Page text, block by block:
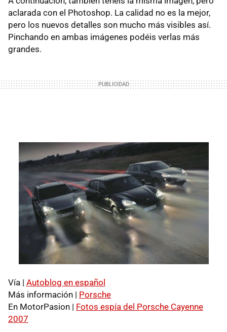
aclarada con el Photoshop. La calidad no es la mejor,
pero los nuevos detalles son mucho más visibles así.
Pinchando en ambas imágenes podéis verlas más
grandes.
Vía | Autoblog en español
Más información | Porsche
En MotorPasion | Fotos espía del Porsche Cayenne
2007